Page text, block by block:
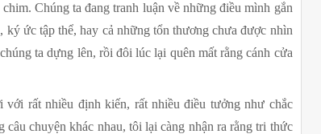
Chúng ta đang tranh luận về những điều mình gắn
ức tập thể, hay cả những tổn thương chưa được nhìn
ta dựng lên, rồi đôi lúc lại quên mất rằng cánh cửa
rất nhiều định kiến, rất nhiều điều tưởng như chắc
chuyện khác nhau, tôi lại càng nhận ra rằng tri thức